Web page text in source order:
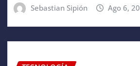
Sebastian Sipión Ago 6,